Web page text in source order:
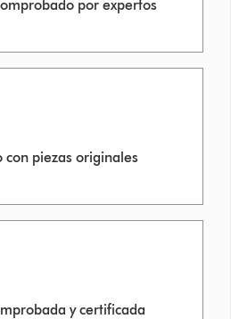
por expertos
con piezas originales
y certificada